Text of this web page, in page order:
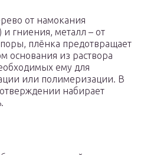
от намокания
гниения, металл – от
плёнка предотвращает
основания из раствора
ему для
или полимеризации. В
набирает